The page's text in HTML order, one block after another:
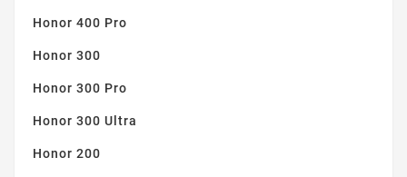
Honor 400 Pro
Honor 300
Honor 300 Pro
Honor 300 Ultra
Honor 200